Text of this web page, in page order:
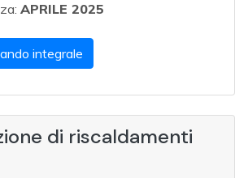
APRILE 2025
integrale
di riscaldamenti